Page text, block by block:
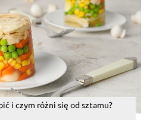
i czym różni się od sztamu?